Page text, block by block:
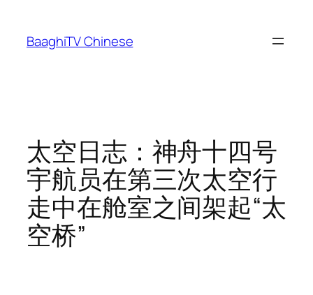
content
BaaghiTV Chinese
太空日志：神舟十四号
宇航员在第三次太空行
走中在舱室之间架起“太
空桥”